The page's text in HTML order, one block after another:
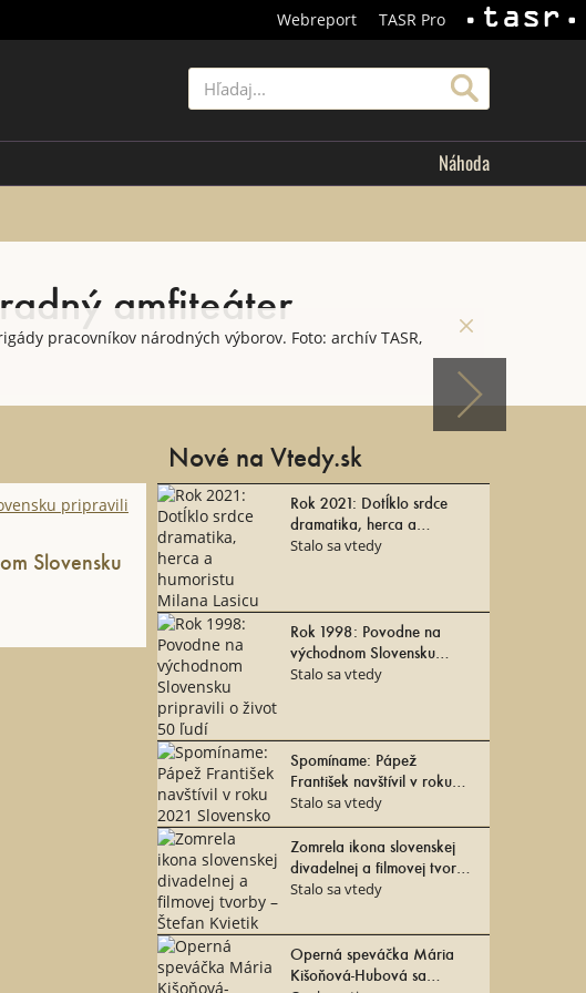
Webreport
TASR Pro
Náhoda
amfiteáter
pracovníkov národných výborov. Foto: archív TASR,
Slovensku
Nové na Vtedy.sk
Rok 2021: Dotĺklo srdce
dramatika, herca a
humoristu Milana Lasicu
Stalo sa vtedy
Rok 1998: Povodne na
východnom Slovensku
pripravili o život 50 ľudí
Stalo sa vtedy
Spomíname: Pápež
František navštívil v roku
2021 Slovensko
Stalo sa vtedy
Zomrela ikona slovenskej
divadelnej a filmovej tvorby
– Štefan Kvietik
Stalo sa vtedy
Operná speváčka Mária
Kišoňová-Hubová sa